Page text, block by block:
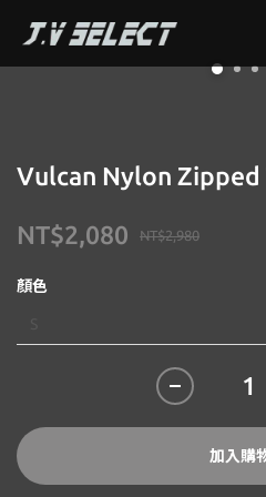
Vulcan Nylon Zipped
NT$2,980
NT$2,080
顏色
加入購